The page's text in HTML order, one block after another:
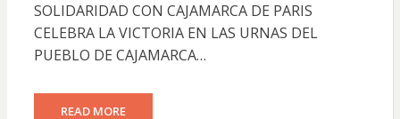
SOLIDARIDAD CON CAJAMARCA DE PARIS
CELEBRA LA VICTORIA EN LAS URNAS DEL
PUEBLO DE CAJAMARCA…
READ MORE